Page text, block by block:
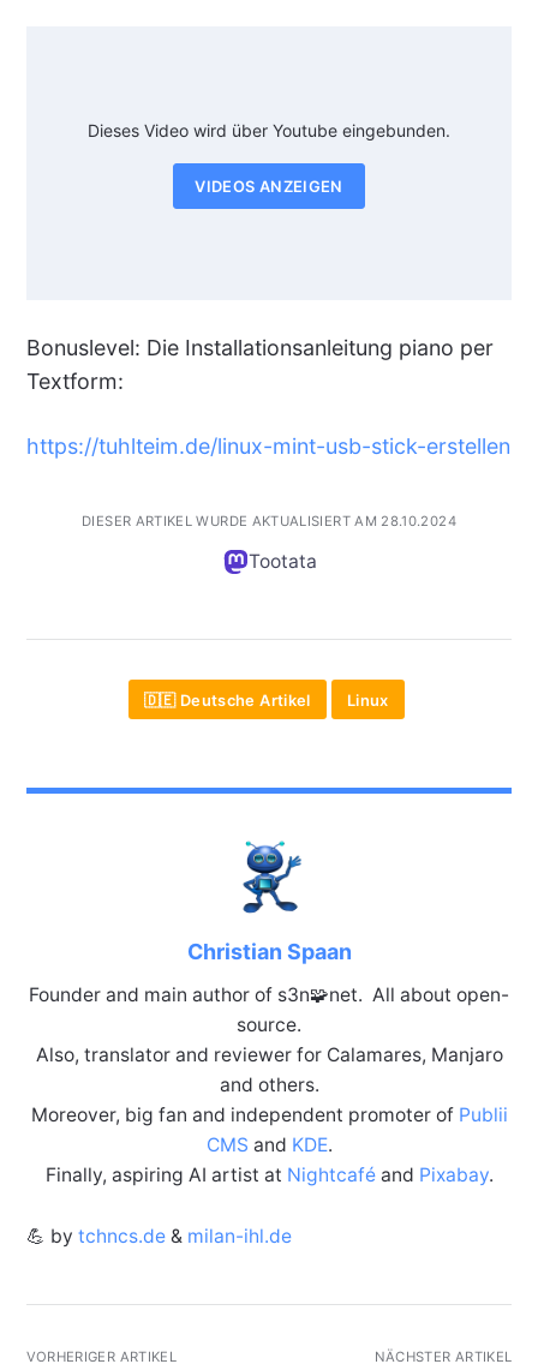
Dieses Video wird über Youtube eingebunden.
VIDEOS ANZEIGEN
Bonuslevel: Die Installationsanleitung piano per
Textform:
https://tuhlteim.de/linux-mint-usb-stick-erstellen
DIESER ARTIKEL WURDE AKTUALISIERT AM 28.10.2024
Tootata
🇩🇪 Deutsche Artikel Linux
Christian Spaan
Founder and main author of s3n🧩net. All about open-
source.
Also, translator and reviewer for Calamares, Manjaro
and others.
Moreover, big fan and independent promoter of Publii
CMS and KDE.
Finally, aspiring AI artist at Nightcaféand Pixabay.
💪 by tchncs.de& milan-ihl.de
VORHERIGER ARTIKEL NÄCHSTER ARTIKEL